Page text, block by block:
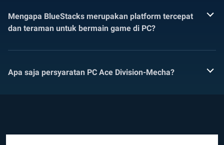
Mengapa BlueStacks merupakan platform tercepat
dan teraman untuk bermain game di PC?
Apa saja persyaratan PC Ace Division-Mecha?